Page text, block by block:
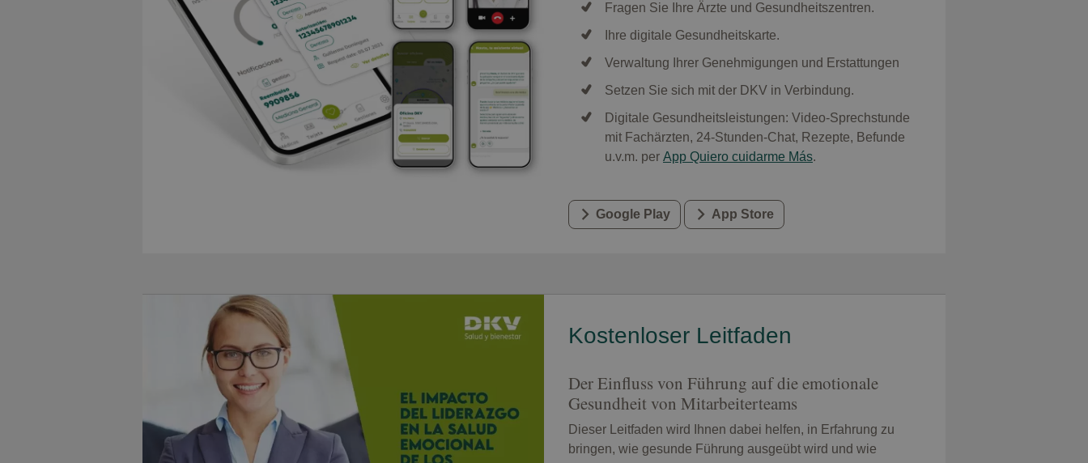
Fragen Sie Ihre Ärzte und Gesundheitszentren.
Ihre digitale Gesundheitskarte.
Verwaltung Ihrer Genehmigungen und Erstattungen
Setzen Sie sich mit der DKV in Verbindung.
Digitale Gesundheitsleistungen: Video-Sprechstunde
mit Fachärzten, 24-Stunden-Chat, Rezepte, Befunde
u.v.m. per App Quiero cuidarme Más.
Google Play App Store
Kostenloser Leitfaden
Der Einfluss von Führung auf die emotionale
Gesundheit von Mitarbeiterteams
Dieser Leitfaden wird Ihnen dabei helfen, in Erfahrung zu
bringen, wie gesunde Führung ausgeübt wird und wie